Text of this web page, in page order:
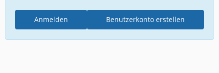
Benutzerkonto erstellen
Anmelden